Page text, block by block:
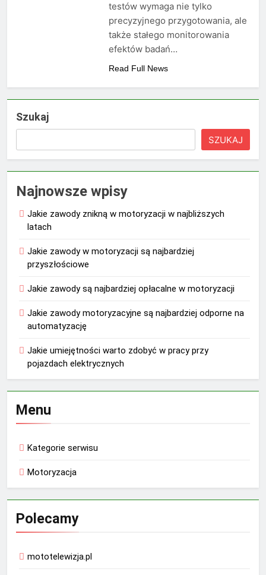
testów wymaga nie tylko
precyzyjnego przygotowania, ale
także stałego monitorowania
efektów badań…
Read Full News
Szukaj
SZUKAJ
Najnowsze wpisy
Jakie zawody znikną w motoryzacji w najbliższych
latach
Jakie zawody w motoryzacji są najbardziej
przyszłościowe
Jakie zawody są najbardziej opłacalne w motoryzacji
Jakie zawody motoryzacyjne są najbardziej odporne na
automatyzację
Jakie umiejętności warto zdobyć w pracy przy
pojazdach elektrycznych
Menu
Kategorie serwisu
Motoryzacja
Polecamy
mototelewizja.pl